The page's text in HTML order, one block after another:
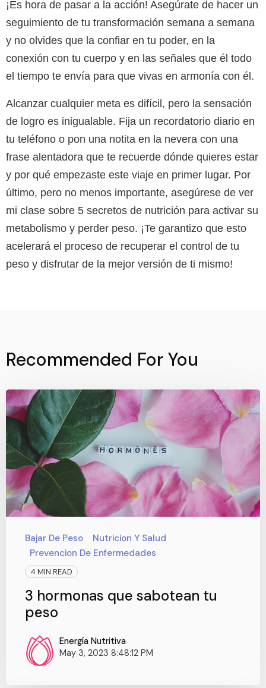
¡Es hora de pasar a la acción! Asegúrate de hacer un
seguimiento de tu transformación semana a semana
y no olvides que la confiar en tu poder, en la
conexión con tu cuerpo y en las señales que él todo
el tiempo te envía para que vivas en armonía con él.
Alcanzar cualquier meta es difícil, pero la sensación
de logro es inigualable. Fija un recordatorio diario en
tu teléfono o pon una notita en la nevera con una
frase alentadora que te recuerde dónde quieres estar
y por qué empezaste este viaje en primer lugar. Por
último, pero no menos importante, asegúrese de ver
mi clase sobre 5 secretos de nutrición para activar su
metabolismo y perder peso. ¡Te garantizo que esto
acelerará el proceso de recuperar el control de tu
peso y disfrutar de la mejor versión de ti mismo!
Recommended For You
Bajar De Peso
Nutricion Y Salud
Prevencion De Enfermedades
4 MIN READ
3 hormonas que sabotean tu
peso
Energía Nutritiva
May 3, 2023 8:48:12 PM